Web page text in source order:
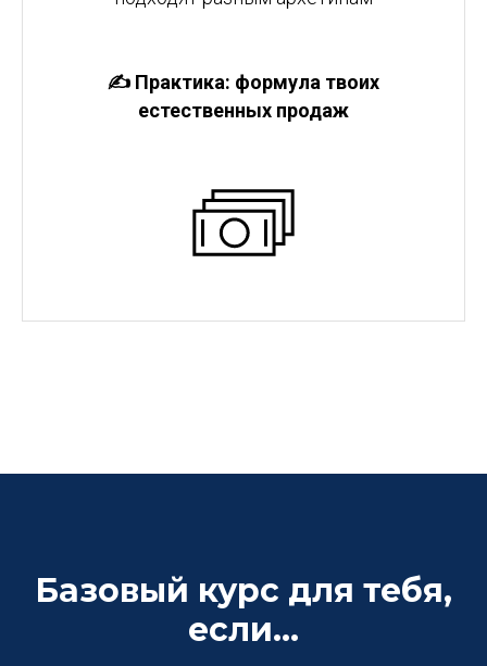
✍️ Практика: формула твоих
естественных продаж
Базовый курс для тебя,
если...